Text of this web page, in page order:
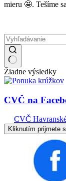
mieru 🤩. Tešíme
Žiadne výsledky
CVČ na
CVČ
Kliknutím prijmete